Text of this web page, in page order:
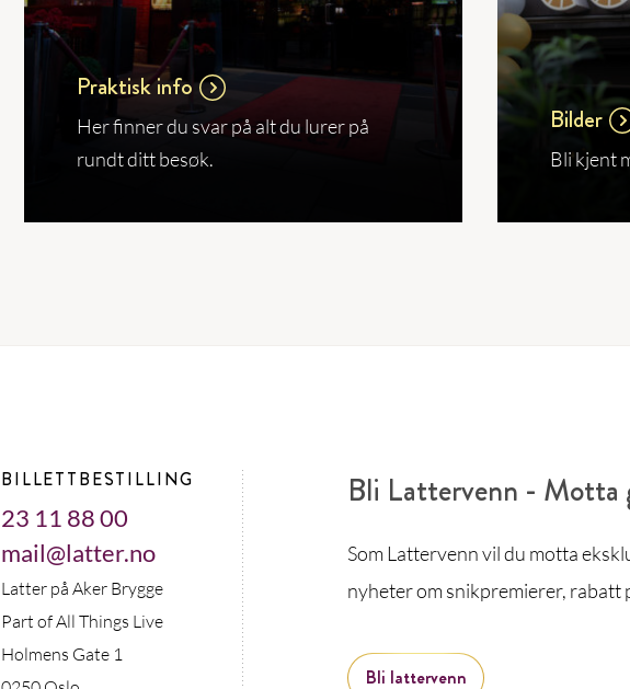
Praktisk info
Her finner du svar på alt du lurer på
rundt ditt besøk.
Bilder
Bli kjent
BILLETTBESTILLING
23 11 88 00
mail@latter.no
Latter på Aker Brygge
Part of All Things Live
Holmens Gate 1
Bli Lattervenn - Motta
Som Lattervenn vil du motta
nyheter om snikpremierer, rabatt
Bli lattervenn